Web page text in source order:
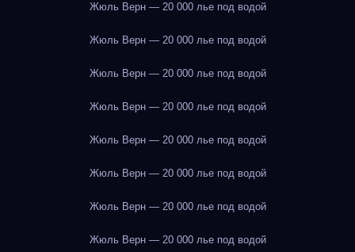
Жюль Верн — 20 000 лье под водой
Жюль Верн — 20 000 лье под водой
Жюль Верн — 20 000 лье под водой
Жюль Верн — 20 000 лье под водой
Жюль Верн — 20 000 лье под водой
Жюль Верн — 20 000 лье под водой
Жюль Верн — 20 000 лье под водой
Жюль Верн — 20 000 лье под водой